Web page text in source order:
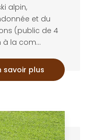
alpin,
et du
(public de 4
à la com...
savoir plus